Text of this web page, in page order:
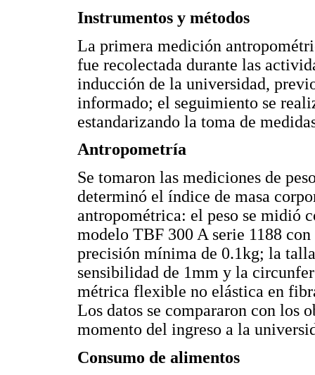
Instrumentos y métodos
La primera medición
fue recolectada durante las
inducción de la universidad,
informado; el seguimiento se
estandarizando la toma de
Antropometría
Se tomaron las mediciones de
determinó el índice de masa
antropométrica: el peso se midió
modelo TBF 300 A serie 1188
precisión mínima de 0.1kg; la
sensibilidad de 1mm y la
métrica flexible no elástica en
Los datos se compararon con los
momento del ingreso a la
Consumo de alimentos